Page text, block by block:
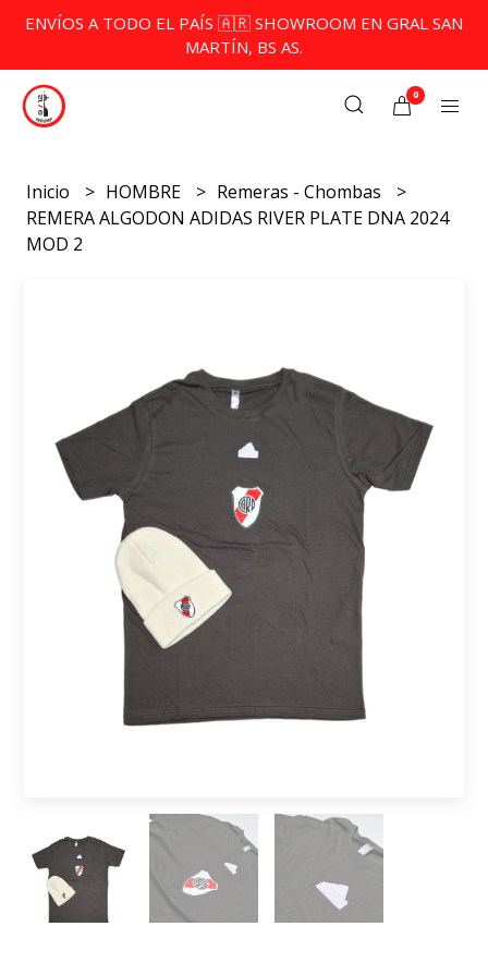
ENVÍOS A TODO EL PAÍS 🇦🇷 SHOWROOM EN GRAL SAN
MARTÍN, BS AS.
0
Inicio HOMBRE
Remeras - Chombas
REMERA ALGODON ADIDAS RIVER PLATE DNA 2024
MOD 2